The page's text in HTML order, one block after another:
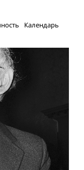
Календарь